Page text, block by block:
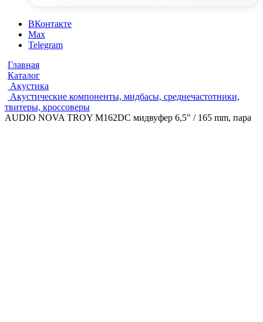
ВКонтакте
Max
Telegram
Главная
Каталог
Акустика
Акустические компоненты, мидбасы, среднечастотники,
твитеры, кроссоверы
AUDIO NOVA TROY M162DC мидвуфер 6,5" / 165 mm, пара